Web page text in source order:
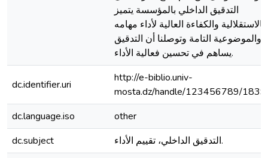
التدقيق الداخلي بالمؤسسة يتميز
بالاستقلالية والكفاءة العالية لأداء مهامه
والموضوعية التامة وتوصلنا أن التدقيق
يساهم في تحسين فعالية الأداء.
dc.identifier.uri
http://e-biblio.univ-
mosta.dz/handle/123456789/
dc.language.iso
other
dc.subject
التدقيق الداخلي، تقييم الأداء.